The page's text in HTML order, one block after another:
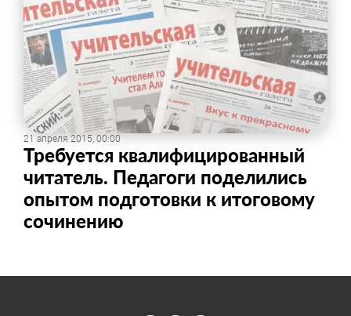
21 апреля 2015, 00:00
Требуется квалифицированный
читатель. Педагоги поделились
опытом подготовки к итоговому
сочинению